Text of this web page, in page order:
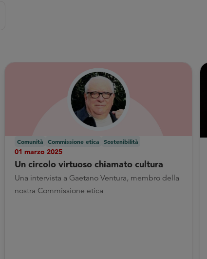
Comunità Commissione etica Sostenibilità
01 marzo 2025
Un circolo virtuoso chiamato cultura
Una intervista a Gaetano Ventura, membro della
nostra Commissione etica